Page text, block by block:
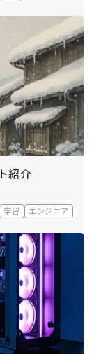
紹介
学習 エンジニア